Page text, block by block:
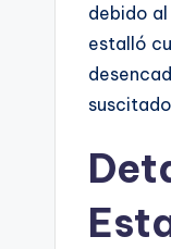
debido
estalló